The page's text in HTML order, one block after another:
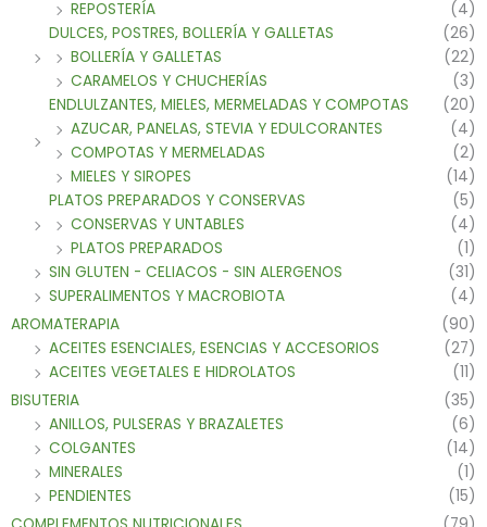
REPOSTERÍA
(4)
DULCES, POSTRES, BOLLERÍA Y GALLETAS
(26)
BOLLERÍA Y GALLETAS
(22)
CARAMELOS Y CHUCHERÍAS
(3)
ENDLULZANTES, MIELES, MERMELADAS Y COMPOTAS
(20)
AZUCAR, PANELAS, STEVIA Y EDULCORANTES
(4)
COMPOTAS Y MERMELADAS
(2)
MIELES Y SIROPES
(14)
PLATOS PREPARADOS Y CONSERVAS
(5)
CONSERVAS Y UNTABLES
(4)
PLATOS PREPARADOS
(1)
SIN GLUTEN - CELIACOS - SIN ALERGENOS
(31)
SUPERALIMENTOS Y MACROBIOTA
(4)
AROMATERAPIA
(90)
ACEITES ESENCIALES, ESENCIAS Y ACCESORIOS
(27)
ACEITES VEGETALES E HIDROLATOS
(11)
BISUTERIA
(35)
ANILLOS, PULSERAS Y BRAZALETES
(6)
COLGANTES
(14)
MINERALES
(1)
PENDIENTES
(15)